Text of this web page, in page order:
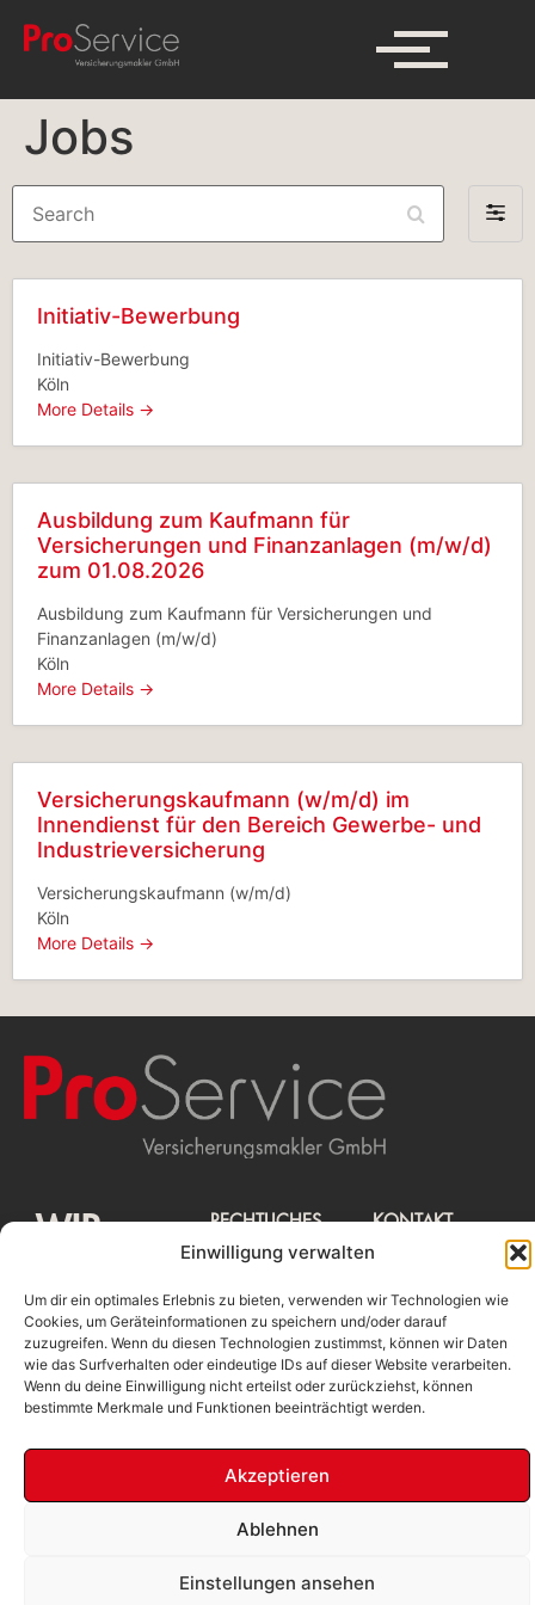
Einwilligung verwalten
Um dir ein optimales Erlebnis zu bieten, verwenden wir Technologien wie
Cookies, um Geräteinformationen zu speichern und/oder darauf
zuzugreifen. Wenn du diesen Technologien zustimmst, können wir Daten
wie das Surfverhalten oder eindeutige IDs auf dieser Website verarbeiten.
Wenn du deine Einwilligung nicht erteilst oder zurückziehst, können
bestimmte Merkmale und Funktionen beeinträchtigt werden.
Akzeptieren
Ablehnen
Einstellungen ansehen
Jobs
Search
Filter
by
Initiativ-Bewerbung
Initiativ-Bewerbung
Köln
More Details
Ausbildung zum Kaufmann für
Versicherungen und Finanzanlagen (m/w/d)
zum 01.08.2026
Ausbildung zum Kaufmann für Versicherungen und
Finanzanlagen (m/w/d)
Köln
More Details
Versicherungskaufmann (w/m/d) im
Innendienst für den Bereich Gewerbe- und
Industrieversicherung
Versicherungskaufmann (w/m/d)
Köln
More Details
WIR
DAS
SCHON!
RECHTLICHES
Beschwerdemanagement
Erstinformation
Datenschutz
KONTAKT
Versicherungsmakler
Stolkgasse 25-
45, 50667
Köln
Tel.: 0221 /
931 254 - 0